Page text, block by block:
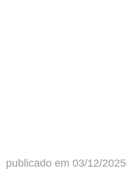
publicado em 03/12/2025